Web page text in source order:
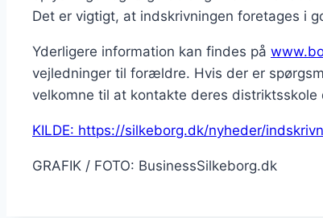
Det er vigtigt, at indskrivningen foretages i
Yderligere information kan findes på
vejledninger til forældre. Hvis der er
velkomne til at kontakte deres
KILDE: https://silkeborg.dk/nyheder/
GRAFIK / FOTO: BusinessSilkeborg.dk